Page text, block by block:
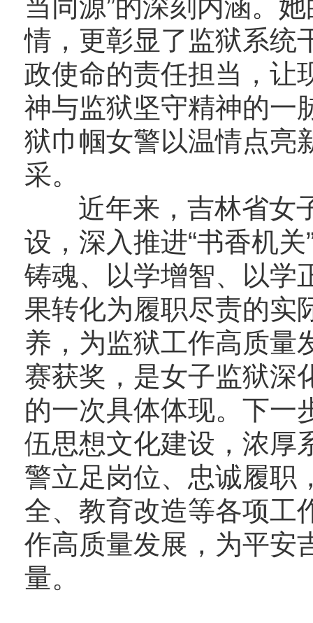
当同源”的深刻内涵。
情，更彰显了监狱系统
政使命的责任担当，让
神与监狱坚守精神的一
狱巾帼女警以温情点亮
采。
近年来，吉林省女子
设，深入推进“书香机
铸魂、以学增智、以学
果转化为履职尽责的实
养，为监狱工作高质量
赛获奖，是女子监狱深
的一次具体体现。下一
伍思想文化建设，浓厚
警立足岗位、忠诚履职
全、教育改造等各项工
作高质量发展，为平安
量。